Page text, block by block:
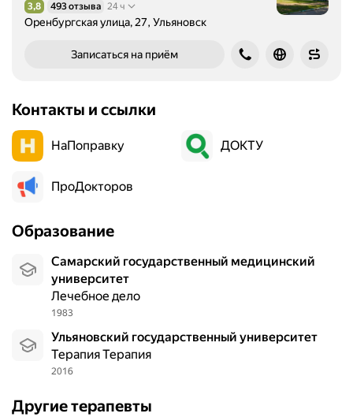
Рейтинг 3,8 из 5
3,8 493 отзыва 24 ч
Оренбургская улица, 27, Ульяновск
Записаться на приём
Контакты и ссылки
НаПоправку ДОКТУ
ПроДокторов
Образование
Самарский государственный медицинский
университет
Лечебное дело
1983
Ульяновский государственный университет
Терапия Терапия
2016
Другие терапевты